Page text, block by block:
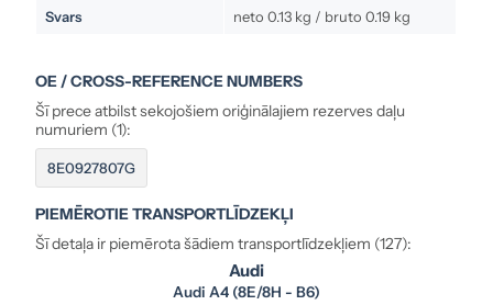
Svars neto 0.13 kg / bruto 0.19 kg
OE / CROSS-REFERENCE NUMBERS
Šī prece atbilst sekojošiem oriģinālajiem rezerves daļu
numuriem (1):
8E0927807G
PIEMĒROTIE TRANSPORTLĪDZEKĻI
Šī detaļa ir piemērota šādiem transportlīdzekļiem (127):
Audi
Audi A4 (8E/8H - B6)